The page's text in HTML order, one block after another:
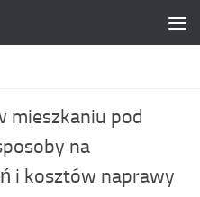
mieszkaniu pod
na
i kosztów naprawy